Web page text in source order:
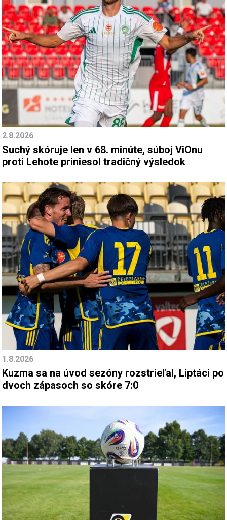
2.8.2026
Suchý skóruje len v 68. minúte, súboj ViOnu
proti Lehote priniesol tradičný výsledok
1.8.2026
Kuzma sa na úvod sezóny rozstrieľal, Liptáci po
dvoch zápasoch so skóre 7:0